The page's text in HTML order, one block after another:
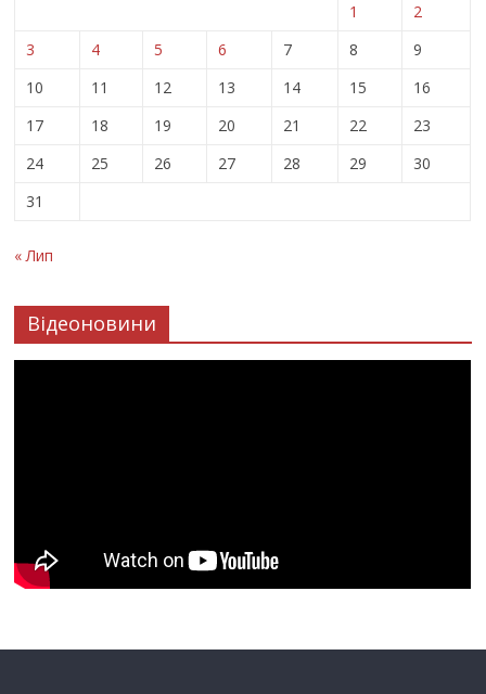
1
2
3
4 5 6 7 8
9
10
11 12 13 14 15
16
17
18 19 20 21 22
23
24
25 26 27 28 29
30
31
« Лип
Відеоновини